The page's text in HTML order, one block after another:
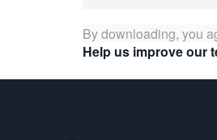
By downloading, you
Help us improve our